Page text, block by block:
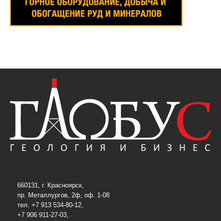
660131, г. Красноярск,
пр. Металлургов, 2ф, оф. 1-08
тел. +7 913 534-80-12,
+7 906 911-27-03,